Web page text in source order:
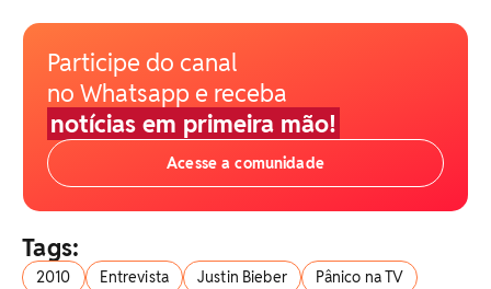
Participe do canal
no Whatsapp e receba
notícias em primeira mão!
Acesse a comunidade
Tags:
2010 Entrevista Justin Bieber
Pânico na TV